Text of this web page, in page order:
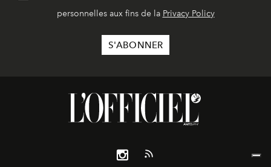
personnelles aux fins de la Privacy Policy